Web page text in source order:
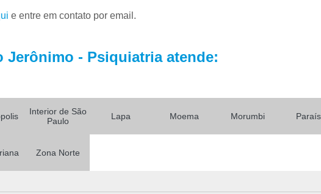
e entre em contato por email.
Jerônimo - Psiquiatria atende:
Interior de São
Paulo
Lapa Moema Morumbi
Zona Norte